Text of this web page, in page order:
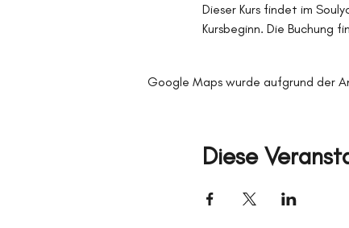
Dieser Kurs findet im
Kursbeginn. Die Buchung
Google Maps wurde aufgrund der
Diese